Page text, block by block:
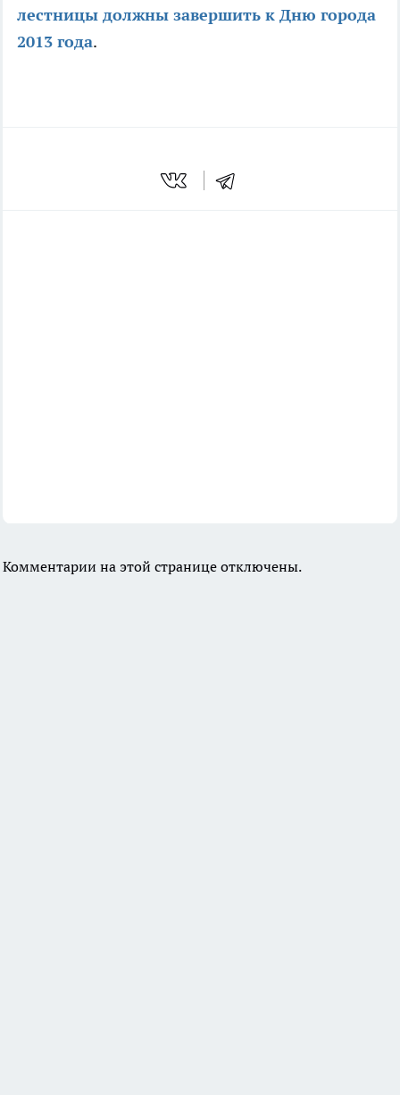
лестницы должны завершить к Дню города
2013 года.
Комментарии на этой странице отключены.